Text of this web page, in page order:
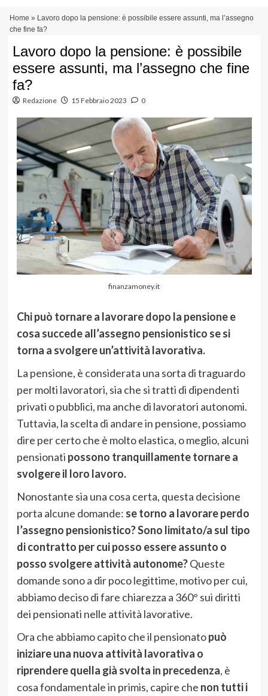
principale
Home » Lavoro dopo la pensione: è possibile essere assunti, ma l’assegno
che fine fa?
Lavoro dopo la pensione: è possibile
essere assunti, ma l’assegno che fine
fa?
Redazione 15 Febbraio 2023 0
finanzamoney.it
Chi può tornare a lavorare dopo la pensione e
cosa succede all’assegno pensionistico se si
torna a svolgere un’attività lavorativa.
La pensione, è considerata una sorta di traguardo
per molti lavoratori, sia che si tratti di dipendenti
privati o pubblici, ma anche di lavoratori autonomi.
Tuttavia, la scelta di andare in pensione, possiamo
dire per certo che è molto elastica, o meglio, alcuni
pensionati possono tranquillamente tornare a
svolgere il loro lavoro.
Nonostante sia una cosa certa, questa decisione
porta alcune domande: se torno a lavorare perdo
l’assegno pensionistico? Sono limitato/a sul tipo
di contratto per cui posso essere assunto o
posso svolgere attività autonome?Queste
domande sono a dir poco legittime, motivo per cui,
abbiamo deciso di fare chiarezza a 360° sui diritti
dei pensionati nelle attività lavorative.
Ora che abbiamo capito che il pensionatopuò
iniziare una nuova attività lavorativa o
riprendere quella già svolta in precedenza, è
cosa fondamentale in primis, capire che non tutti i